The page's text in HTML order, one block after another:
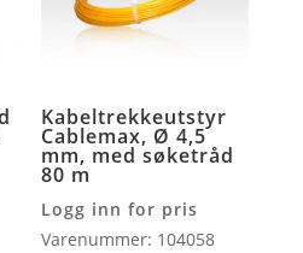
Kabeltrekkeutstyr
Cablemax, Ø 4,5
mm, med søketråd
80 m
Logg inn for pris
Varenummer: 104058